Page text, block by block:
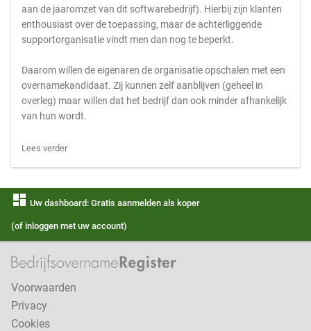
aan de jaaromzet van dit softwarebedrijf). Hierbij zijn klanten
enthousiast over de toepassing, maar de achterliggende
supportorganisatie vindt men dan nog te beperkt.
Daarom willen de eigenaren de organisatie opschalen met een
overnamekandidaat. Zij kunnen zelf aanblijven (geheel in
overleg) maar willen dat het bedrijf dan ook minder afhankelijk
van hun wordt.
Lees verder
dashboard Uw dashboard: Gratis aanmelden als koper
(of inloggen met uw account)
Voorwaarden
Privacy
Cookies